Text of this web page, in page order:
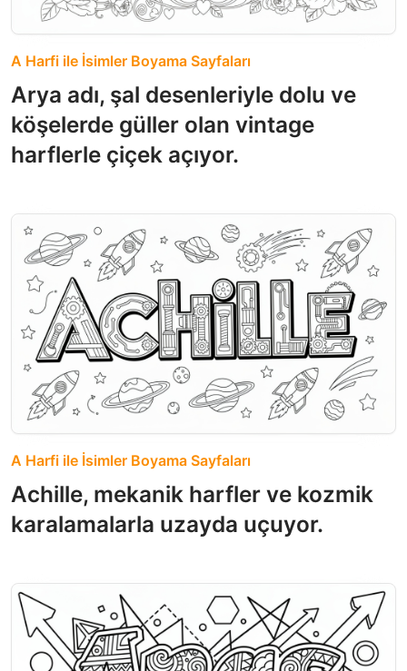
A Harfi ile İsimler Boyama Sayfaları
Arya adı, şal desenleriyle dolu ve
köşelerde güller olan vintage
harflerle çiçek açıyor.
A Harfi ile İsimler Boyama Sayfaları
Achille, mekanik harfler ve kozmik
karalamalarla uzayda uçuyor.